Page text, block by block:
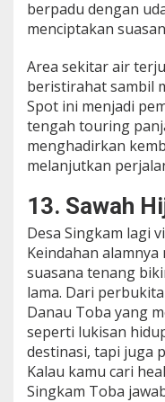
berpadu dengan
menciptakan
Area sekitar air
beristirahat sambil
Spot ini menjadi
tengah touring
menghadirkan
melanjutkan
13. Sawah
Desa Singkam lagi
Keindahan
suasana tenang
lama. Dari
Danau Toba yang
seperti lukisan
destinasi, tapi juga
Kalau kamu cari
Singkam Toba